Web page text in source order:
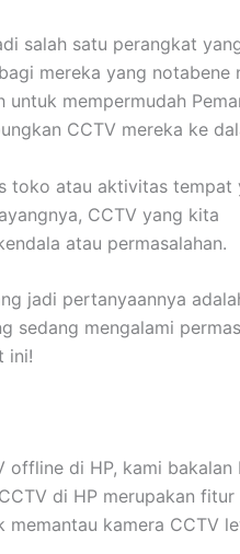
salah satu perangkat
mereka yang notabene
mempermudah
CCTV mereka ke
toko atau aktivitas tempat
CCTV yang kita
atau permasalahan.
jadi pertanyaannya
sedang mengalami
ini!
offline di HP, kami bakalan
di HP merupakan fitur
memantau kamera CCTV